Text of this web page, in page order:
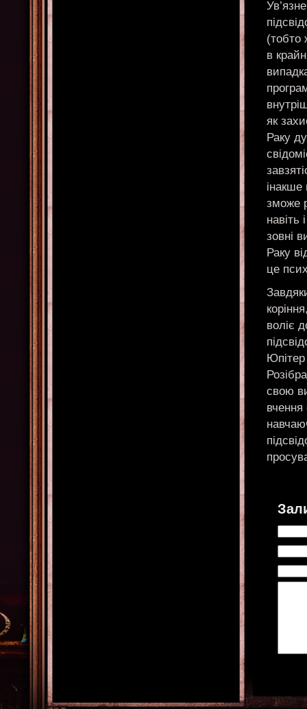
(тобто
в
як
Раку
інакше
зможе
навіть
зовні
Раку
це
воліє
Юпітер
свою
вчення